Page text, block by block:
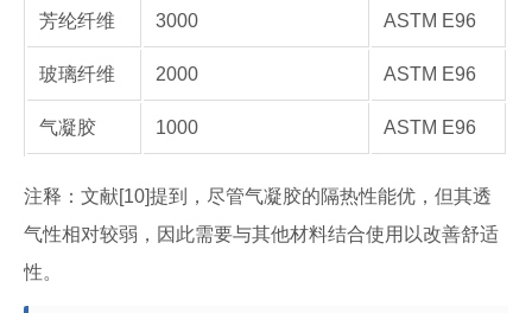
芳纶纤维 3000 ASTM E96
玻璃纤维 2000 ASTM E96
气凝胶 1000 ASTM E96
注释：文献[10]提到，尽管气凝胶的隔热性能优，但其透
气性相对较弱，因此需要与其他材料结合使用以改善舒适
性。